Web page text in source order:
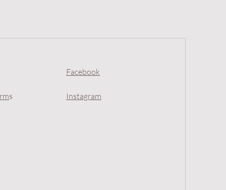
s
Facebook
Instagram